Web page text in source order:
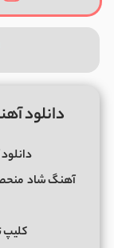
دانلود
آهنگ شاد
کلیپ